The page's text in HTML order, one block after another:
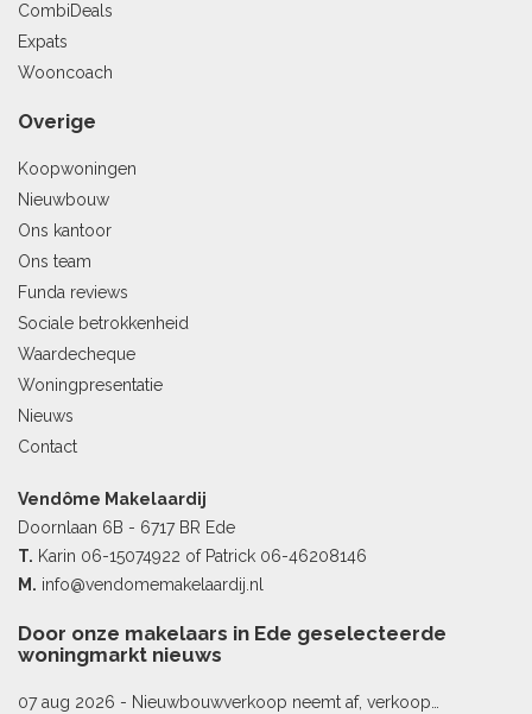
CombiDeals
Expats
Wooncoach
Overige
Koopwoningen
Nieuwbouw
Ons kantoor
Ons team
Funda reviews
Sociale betrokkenheid
Waardecheque
Woningpresentatie
Nieuws
Contact
Vendôme Makelaardij
Doornlaan 6B - 6717 BR Ede
T. Karin 06-15074922 of Patrick 06-46208146
M. info@vendomemakelaardij.nl
Door onze makelaars in Ede geselecteerde
woningmarkt nieuws
07 aug 2026 - Nieuwbouwverkoop neemt af, verkoop